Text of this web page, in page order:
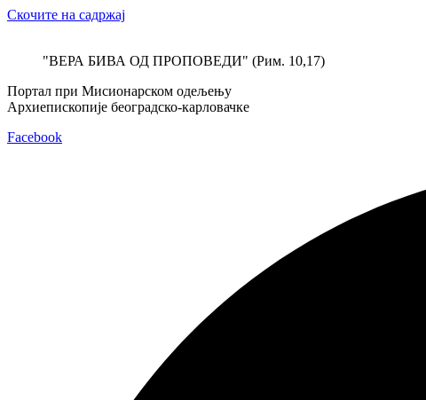
Скочите на садржај
"ВЕРА БИВА ОД ПРОПОВЕДИ" (Рим. 10,17)
Портал при Мисионарском одељењу
Архиепископије београдско-карловачке
Facebook